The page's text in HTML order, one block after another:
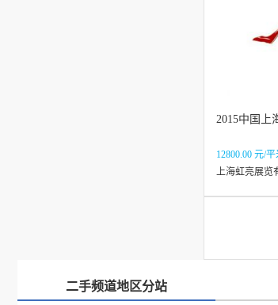
2015中国上
12800.00 元/平
上海虹亮展览
二手频道地区分站